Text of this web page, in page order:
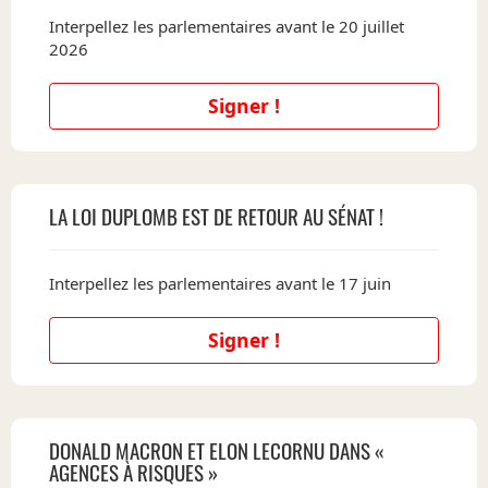
Interpellez les parlementaires avant le 20 juillet
2026
Signer !
LA LOI DUPLOMB EST DE RETOUR AU SÉNAT !
Interpellez les parlementaires avant le 17 juin
Signer !
DONALD MACRON ET ELON LECORNU DANS «
AGENCES À RISQUES »